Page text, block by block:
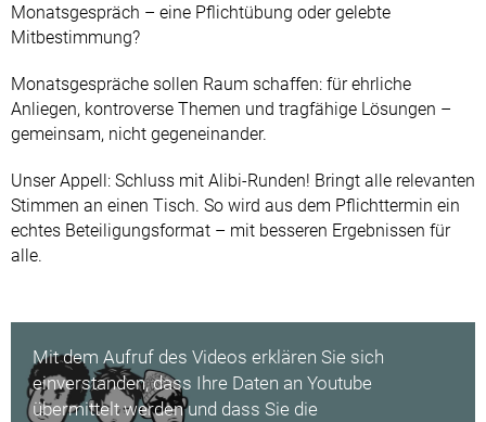
Monatsgespräch – eine Pflichtübung oder gelebte
Mitbestimmung?
Monatsgespräche sollen Raum schaffen: für ehrliche
Anliegen, kontroverse Themen und tragfähige Lösungen –
gemeinsam, nicht gegeneinander.
Unser Appell: Schluss mit Alibi-Runden! Bringt alle relevanten
Stimmen an einen Tisch. So wird aus dem Pflichttermin ein
echtes Beteiligungsformat – mit besseren Ergebnissen für
alle.
Mit dem Aufruf des Videos erklären Sie sich
einverstanden, dass Ihre Daten an Youtube
übermittelt werden und dass Sie die